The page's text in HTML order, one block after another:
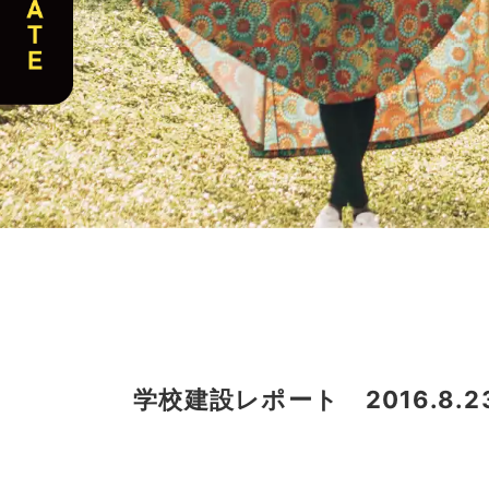
学校建設レポート